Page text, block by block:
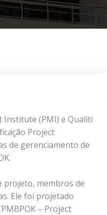
Institute (PMI) e Qualiti
Project
de gerenciamento de
projeto, membros de
Ele foi projetado
– Project